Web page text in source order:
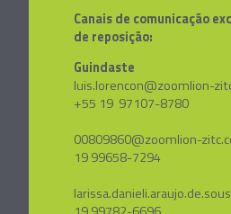
Canais de comunicação
de reposição:
Guindaste
luis.lorencon@zoomlion-
+55 19 97107-8780
00809860@zoomlion-
19 99658-7294